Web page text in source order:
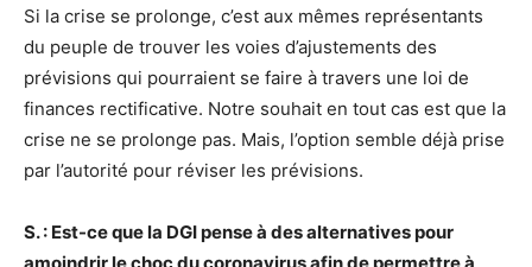
Si la crise se prolonge, c’est aux mêmes représentants
du peuple de trouver les voies d’ajustements des
prévisions qui pourraient se faire à travers une loi de
finances rectificative. Notre souhait en tout cas est que la
crise ne se prolonge pas. Mais, l’option semble déjà prise
par l’autorité pour réviser les prévisions.
S. : Est-ce que la DGI pense à des alternatives pour